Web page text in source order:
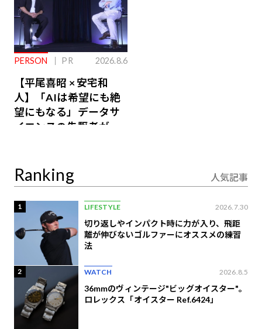
PERSON PR 2026.8.6
【平尾喜昭 × 安宅和
人】「AIは希望にも絶
望にもなる」データサ
イエンスの先駆者が語
Ranking 人気記事
1 LIFESTYLE 2026.7.30
切り返しやインパクト時に力が入り、飛距
離が伸びないゴルファーにオススメの練習
法
2 WATCH 2026.8.5
36mmのヴィンテージ"ビッグオイスター"。
ロレックス「オイスター Ref.6424」